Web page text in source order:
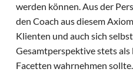
werden können. Aus der
den Coach aus diesem
Klienten und auch sich
Gesamtperspektive stets
Facetten wahrnehmen